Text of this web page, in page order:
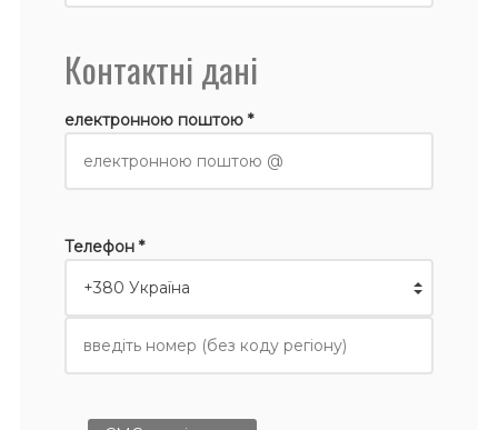
Контактні дані
електронною поштою *
Телефон *